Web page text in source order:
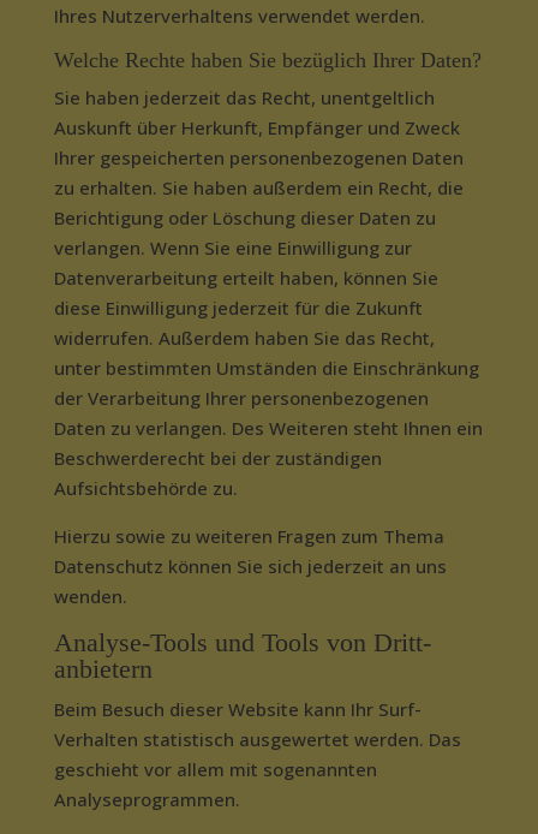
Ihres Nutzerverhaltens verwendet werden.
Welche Rechte haben Sie bezüglich Ihrer Daten?
Sie haben jederzeit das Recht, unentgeltlich
Auskunft über Herkunft, Empfänger und Zweck
Ihrer gespeicherten personenbezogenen Daten
zu erhalten. Sie haben außerdem ein Recht, die
Berichtigung oder Löschung dieser Daten zu
verlangen. Wenn Sie eine Einwilligung zur
Datenverarbeitung erteilt haben, können Sie
diese Einwilligung jederzeit für die Zukunft
widerrufen. Außerdem haben Sie das Recht,
unter bestimmten Umständen die Einschränkung
der Verarbeitung Ihrer personenbezogenen
Daten zu verlangen. Des Weiteren steht Ihnen ein
Beschwerderecht bei der zuständigen
Aufsichtsbehörde zu.
Hierzu sowie zu weiteren Fragen zum Thema
Datenschutz können Sie sich jederzeit an uns
wenden.
Analyse-Tools und Tools von Dritt­
anbietern
Beim Besuch dieser Website kann Ihr Surf-
Verhalten statistisch ausgewertet werden. Das
geschieht vor allem mit sogenannten
Analyseprogrammen.